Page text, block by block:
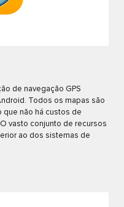
de navegação GPS
Todos os mapas são
que não há custos de
vasto conjunto de recursos
ao dos sistemas de